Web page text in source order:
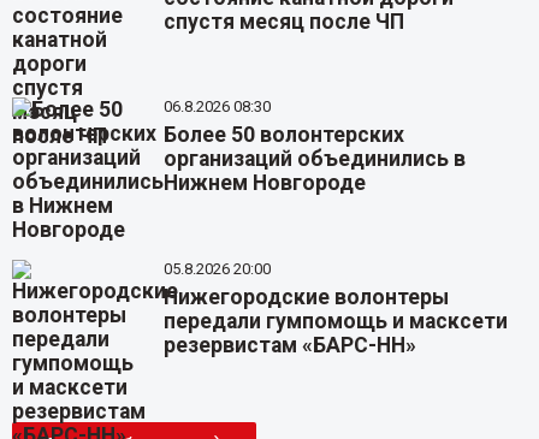
спустя месяц после ЧП
06.8.2026 08:30
Более 50 волонтерских
организаций объединились в
Нижнем Новгороде
05.8.2026 20:00
Нижегородские волонтеры
передали гумпомощь и масксети
резервистам «БАРС-НН»